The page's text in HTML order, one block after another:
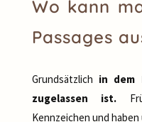
Wo kann
Passages
Grundsätzlich in dem
zugelassen ist.
Kennzeichen und